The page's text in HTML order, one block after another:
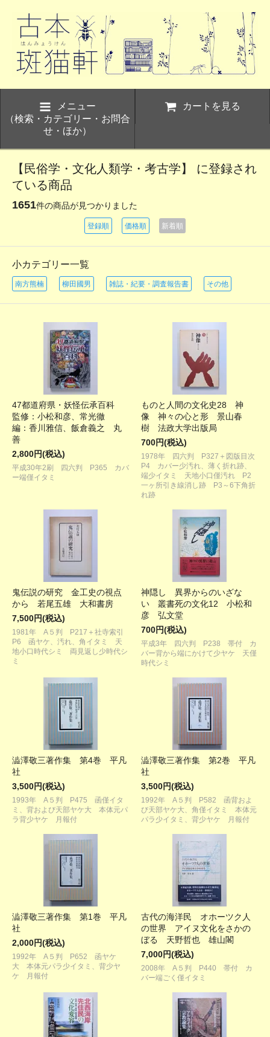
メニュー
（検索・カテゴリー・お問合
せ・ほか）
カートを見る
【民俗学・文化人類学・考古学】 に登録され
ている商品
1651件の商品が見つかりました
登録順 価格順 新着順
小カテゴリー一覧
南方熊楠 柳田國男 雑誌・紀要・調査報告書 その他
47都道府県・妖怪伝承百科
監修：小松和彦、常光徹
編：香川雅信、飯倉義之 丸
善
2,800円(税込)
平成30年2刷 四六判 P365 カバ
ー端僅イタミ
ものと人間の文化史28 神
像 神々の心と形 景山春
樹 法政大学出版局
700円(税込)
1978年 四六判 P327＋図版目次
P4 カバー少汚れ、薄く折れ跡、
端少イタミ 天地小口僅汚れ P2
一ヶ所引き線消し跡 P3～6下角折
れ跡
鬼伝説の研究 金工史の視点
から 若尾五雄 大和書房
7,500円(税込)
1981年 A５判 P217＋社寺索引
P6 函ヤケ、汚れ、角イタミ 天
地小口時代シミ 両見返し少時代シ
ミ
神隠し 異界からのいざな
い 叢書死の文化12 小松和
彦 弘文堂
700円(税込)
平成3年 四六判 P238 帯付 カ
バー背から端にかけて少ヤケ 天僅
時代シミ
澁澤敬三著作集 第4巻 平凡
社
3,500円(税込)
1993年 A５判 P475 函僅イタ
ミ、背および天部ヤケ大 本体元パ
ラ背少ヤケ 月報付
澁澤敬三著作集 第2巻 平凡
社
3,500円(税込)
1992年 A５判 P582 函背およ
び天部ヤケ大、角僅イタミ 本体元
パラ少イタミ、背少ヤケ 月報付
澁澤敬三著作集 第1巻 平凡
社
2,000円(税込)
1992年 A５判 P652 函ヤケ
大 本体元パラ少イタミ、背少ヤ
ケ 月報付
古代の海洋民 オホーツク人
の世界 アイヌ文化をさかの
ぼる 天野哲也 雄山閣
7,000円(税込)
2008年 A５判 P440 帯付 カ
バー端ごく僅イタミ